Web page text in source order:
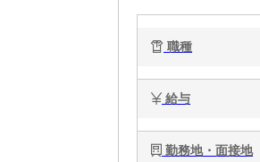
職種
給与
勤務地・面接地